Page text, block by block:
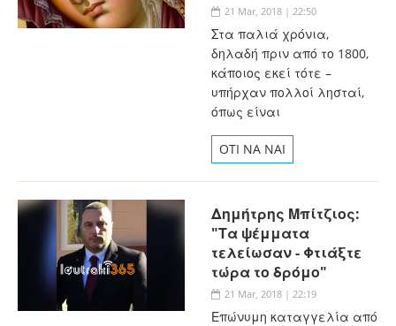
21 Mar, 2018 | 22:50
Στα παλιά χρόνια,
δηλαδή πριν από το 1800,
κάποιος εκεί τότε –
υπήρχαν πολλοί λησταί,
όπως είναι
OTI NA NAI
Δημήτρης Μπίτζιος:
"Τα ψέμματα
τελείωσαν - Φτιάξτε
τώρα το δρόμο"
21 Mar, 2018 | 22:19
Επώνυμη καταγγελία από